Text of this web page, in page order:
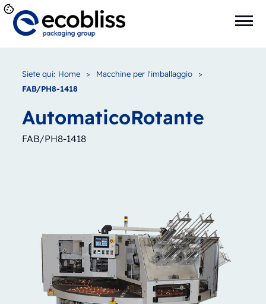
Siete qui: Home > Macchine per l'imballaggio
>
FAB/PH8-1418
AutomaticoRotante
FAB/PH8-1418